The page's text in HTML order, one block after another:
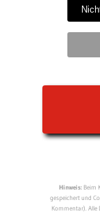
Hinweis:Beim
gespeichert und
Kommentar). Alle